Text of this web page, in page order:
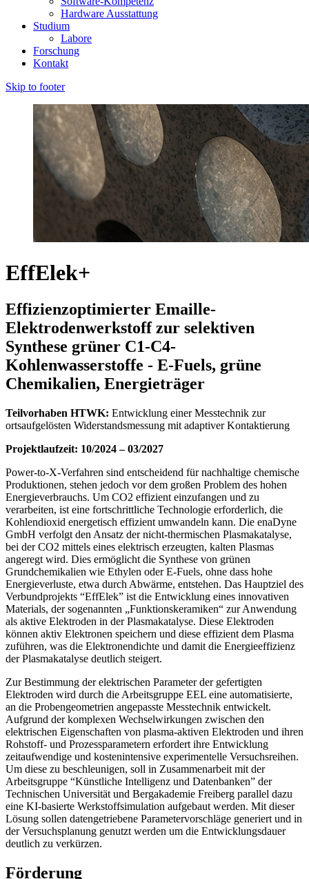
Hardware Ausstattung
Studium
Labore
Forschung
Kontakt
Skip to footer
EffElek+
Effizienzoptimierter Emaille-
Elektrodenwerkstoff zur selektiven
Synthese grüner C1-C4-
Kohlenwasserstoffe - E-Fuels, grüne
Chemikalien, Energieträger
Teilvorhaben HTWK: Entwicklung einer Messtechnik zur
ortsaufgelösten Widerstandsmessung mit adaptiver Kontaktierung
Projektlaufzeit: 10/2024 – 03/2027
Power-to-X-Verfahren sind entscheidend für nachhaltige chemische
Produktionen, stehen jedoch vor dem großen Problem des hohen
Energieverbrauchs. Um CO2 effizient einzufangen und zu
verarbeiten, ist eine fortschrittliche Technologie erforderlich, die
Kohlendioxid energetisch effizient umwandeln kann. Die enaDyne
GmbH verfolgt den Ansatz der nicht-thermischen Plasmakatalyse,
bei der CO2 mittels eines elektrisch erzeugten, kalten Plasmas
angeregt wird. Dies ermöglicht die Synthese von grünen
Grundchemikalien wie Ethylen oder E-Fuels, ohne dass hohe
Energieverluste, etwa durch Abwärme, entstehen. Das Hauptziel des
Verbundprojekts “EffElek” ist die Entwicklung eines innovativen
Materials, der sogenannten „Funktionskeramiken“ zur Anwendung
als aktive Elektroden in der Plasmakatalyse. Diese Elektroden
können aktiv Elektronen speichern und diese effizient dem Plasma
zuführen, was die Elektronendichte und damit die Energieeffizienz
der Plasmakatalyse deutlich steigert.
Zur Bestimmung der elektrischen Parameter der gefertigten
Elektroden wird durch die Arbeitsgruppe EEL eine automatisierte,
an die Probengeometrien angepasste Messtechnik entwickelt.
Aufgrund der komplexen Wechselwirkungen zwischen den
elektrischen Eigenschaften von plasma-aktiven Elektroden und ihren
Rohstoff- und Prozessparametern erfordert ihre Entwicklung
zeitaufwendige und kostenintensive experimentelle Versuchsreihen.
Um diese zu beschleunigen, soll in Zusammenarbeit mit der
Arbeitsgruppe “Künstliche Intelligenz und Datenbanken” der
Technischen Universität und Bergakademie Freiberg parallel dazu
eine KI-basierte Werkstoffsimulation aufgebaut werden. Mit dieser
Lösung sollen datengetriebene Parametervorschläge generiert und in
der Versuchsplanung genutzt werden um die Entwicklungsdauer
deutlich zu verkürzen.
Förderung